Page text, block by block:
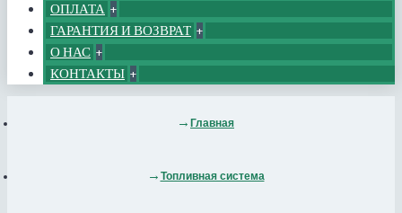
ОПЛАТА +
ГАРАНТИЯ И ВОЗВРАТ +
О НАС +
КОНТАКТЫ +
Главная
Топливная система